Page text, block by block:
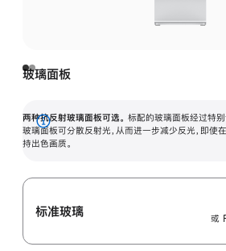
玻璃面板
两种抗反射玻璃面板可选。 标配的玻璃面板经过特别
玻璃面板可分散反射光，从而进一步减少反光，即使
持出色画质。
展
开
标准玻璃
或